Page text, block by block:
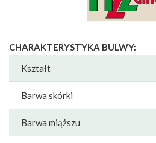
CHARAKTERYSTYKA BULWY:
Kształt
Barwa skórki
Barwa miąższu